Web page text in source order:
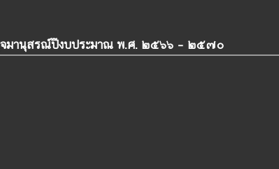
จมานุสรณ์ปีงบประมาณ พ.ศ. ๒๕๖๖ – ๒๕๗๐